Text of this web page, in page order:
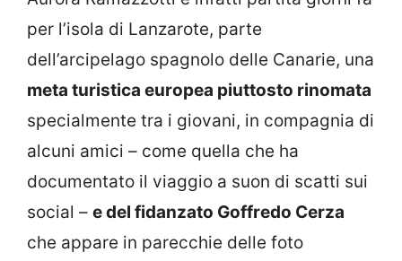
per l’isola di Lanzarote, parte
dell’arcipelago spagnolo delle Canarie, una
meta turistica europea piuttosto rinomata
specialmente tra i giovani, in compagnia di
alcuni amici – come quella che ha
documentato il viaggio a suon di scatti sui
social – e del fidanzato Goffredo Cerza
che appare in parecchie delle foto